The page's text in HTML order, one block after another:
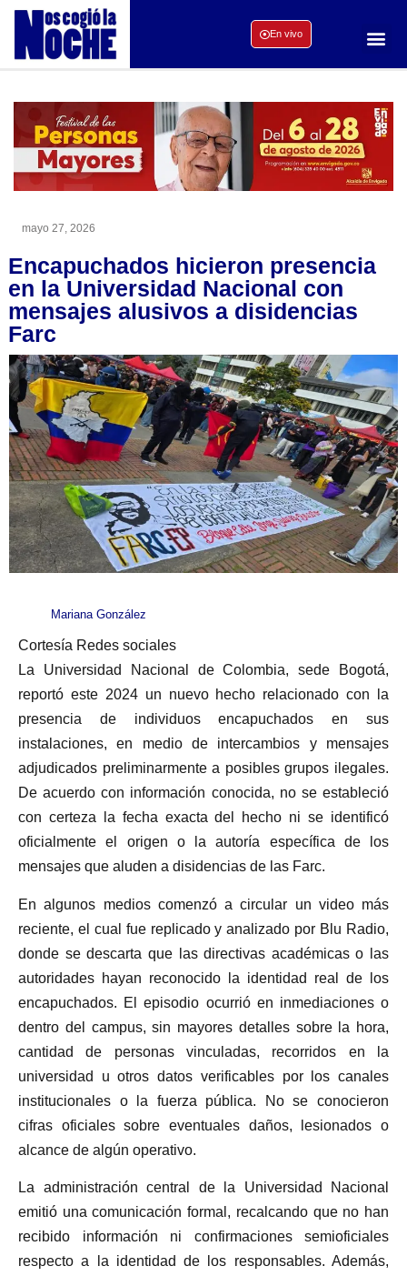
En vivo
mayo 27, 2026
Encapuchados hicieron presencia
en la Universidad Nacional con
mensajes alusivos a disidencias
Farc
Mariana González
Cortesía Redes sociales
La Universidad Nacional de Colombia, sede Bogotá,
reportó este 2024 un nuevo hecho relacionado con la
presencia de individuos encapuchados en sus
instalaciones, en medio de intercambios y mensajes
adjudicados preliminarmente a posibles grupos ilegales.
De acuerdo con información conocida, no se estableció
con certeza la fecha exacta del hecho ni se identificó
oficialmente el origen o la autoría específica de los
mensajes que aluden a disidencias de las Farc.
En algunos medios comenzó a circular un video más
reciente, el cual fue replicado y analizado por Blu Radio,
donde se descarta que las directivas académicas o las
autoridades hayan reconocido la identidad real de los
encapuchados. El episodio ocurrió en inmediaciones o
dentro del campus, sin mayores detalles sobre la hora,
cantidad de personas vinculadas, recorridos en la
universidad u otros datos verificables por los canales
institucionales o la fuerza pública. No se conocieron
cifras oficiales sobre eventuales daños, lesionados o
alcance de algún operativo.
La administración central de la Universidad Nacional
emitió una comunicación formal, recalcando que no han
recibido información ni confirmaciones semioficiales
respecto a la identidad de los responsables. Además,